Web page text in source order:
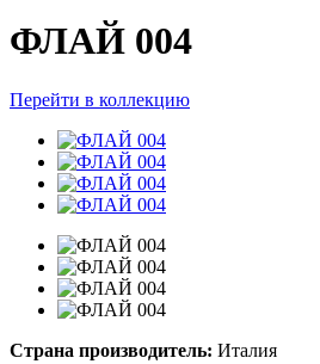
ФЛАЙ 004
Перейти в коллекцию
Страна производитель: Италия